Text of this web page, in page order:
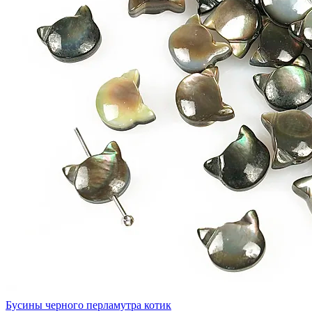
Бусины черного перламутра котик